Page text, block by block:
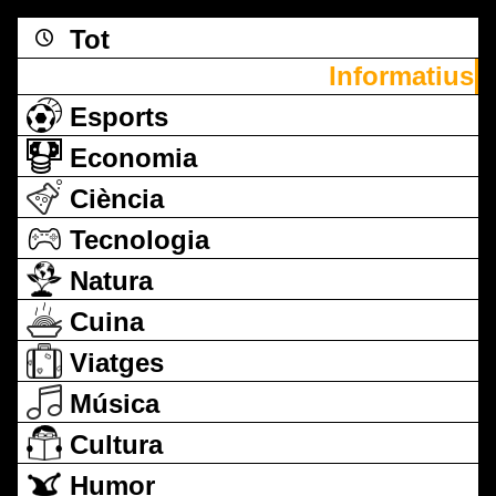
Tot
Informatius
Esports
Economia
Ciència
Tecnologia
Natura
Cuina
Viatges
Música
Cultura
Humor